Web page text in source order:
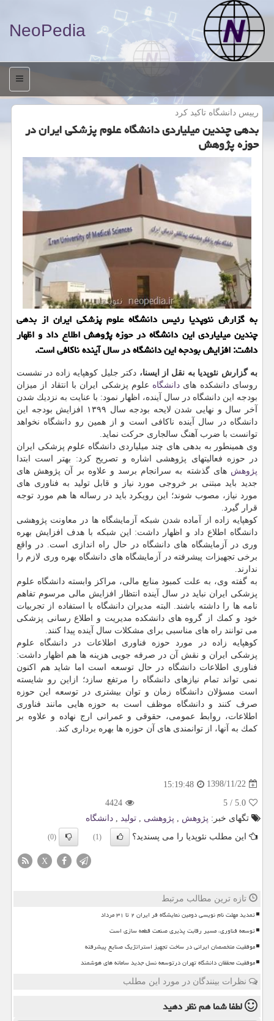
NeoPedia
منو
رییس دانشگاه تاكید كرد
بدهی چندین میلیاردی دانشگاه علوم پزشكی ایران در
حوزه پژوهش
به گزارش نئوپدیا رئیس دانشگاه علوم پزشكی ایران از بدهی
چندین میلیاردی این دانشگاه در حوزه پژوهش اطلاع داد و اظهار
داشت: افزایش بودجه این دانشگاه در سال آینده ناكافی است.
به گزارش نئوپدیا به نقل از ایسنا، دكتر جلیل كوهپایه زاده در نشست
روسای دانشكده های دانشگاه علوم پزشكی ایران با انتقاد از میزان
بودجه این دانشگاه در سال آینده، اظهار نمود: با عنایت به نزدیك شدن
آخر سال و نهایی شدن لایحه بودجه سال ۱۳۹۹ افزایش بودجه این
دانشگاه در سال آینده ناكافی است و از همین رو دانشگاه نخواهد
توانست با ضرب آهنگ سالجاری حركت نماید.
وی همینطور به بدهی های چند میلیاردی دانشگاه علوم پزشكی ایران
در حوزه فعالیتهای پژوهشی اشاره و تصریح كرد: بهتر است ابتدا
پژوهش های گذشته به سرانجام برسد و علاوه بر آن پژوهش های
جدید باید مبتنی بر خروجی مورد نیاز و قابل تولید به فناوری های
مورد نیاز، مصوب شوند؛ این رویكرد باید در رساله ها هم مورد توجه
قرار گیرد.
كوهپایه زاده از آماده شدن شبكه آزمایشگاه ها در معاونت پژوهشی
دانشگاه اطلاع داد و اظهار داشت: این شبكه با هدف افزایش بهره
وری در آزمایشگاه های دانشگاه در حال راه اندازی است. در واقع
برخی تجهیزات پیشرفته در آزمایشگاه های دانشگاه بهره وری لازم را
ندارند.
به گفته وی، به علت كمبود منابع مالی، مراكز وابسته دانشگاه علوم
پزشكی ایران نباید در سال آینده انتظار افزایش مالی مرسوم تفاهم
نامه ها را داشته باشند. البته مدیران دانشگاه با استفاده از تجربیات
خود و كمك از گروه های دانشكده مدیریت و اطلاع رسانی پزشكی
می توانند راه های مناسبی برای مشكلات سال آینده پیدا كنند.
كوهپایه زاده در مورد حوزه فناوری اطلاعات در دانشگاه علوم
پزشكی ایران و نقش آن در صرفه جویی هزینه ها هم اظهار داشت:
فناوری اطلاعات دانشگاه در حال توسعه است اما شاید هم اكنون
نمی تواند تمام نیازهای دانشگاه را مرتفع سازد؛ ازاین رو شایسته
است مسؤلان دانشگاه زمان و توان بیشتری در توسعه این حوزه
صرف كنند و دانشگاه موظف است به حوزه هایی مانند فناوری
اطلاعات، روابط عمومی، حقوقی و عمرانی ارج نهاده و علاوه بر
كمك به آنها، از توانمندی های آن حوزه ها بهره برداری كند.
1398/11/22
15:19:48
5.0
/
5
4424
تگهای خبر: پژوهش پژوهشی تولید
دانشگاه
این مطلب نئوپدیا را می پسندید؟
(1)
(0)
X
تازه ترین مطالب مرتبط
تمدید مهلت نام نویسی دومین نمایشگاه فر ایران ۲ تا ۳۱ مرداد
توسعه فناوری، مسیر رقابت پذیری صنعت قطعه سازی است
موفقیت متخصصان ایرانی در ساخت تجهیز استراتژیک صنایع پیشرفته
موفقیت محققان دانشگاه تهران درتوسعه نسل جدید سامانه های هوشمند
نظرات بینندگان در مورد این مطلب
لطفا شما همنظر دهید